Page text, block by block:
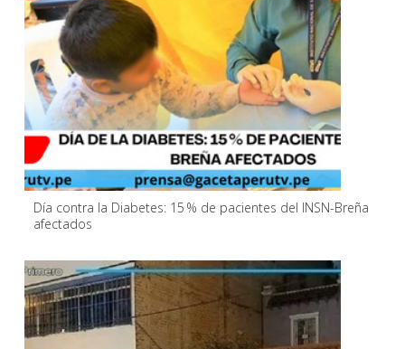
Día contra la Diabetes: 15 % de pacientes del INSN-Breña
afectados